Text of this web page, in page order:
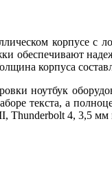
корпусе
обеспечивают
корпуса
ноутбук
текста, а
Thunderbolt 4, 3,5